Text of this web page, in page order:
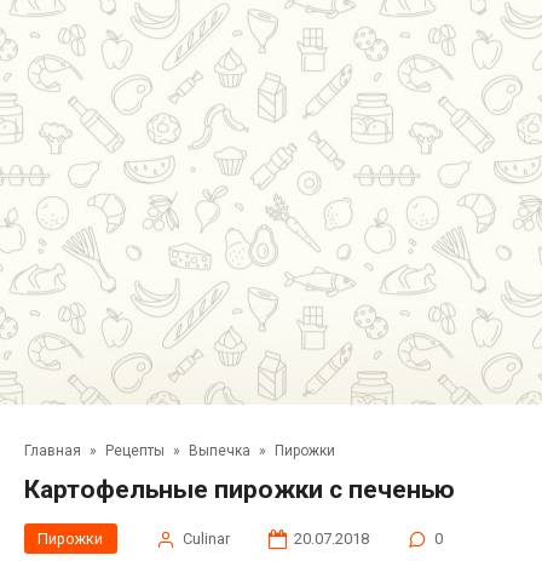
Главная » Рецепты » Выпечка » Пирожки
Картофельные пирожки с печенью
Пирожки Сulinar 20.07.2018
0